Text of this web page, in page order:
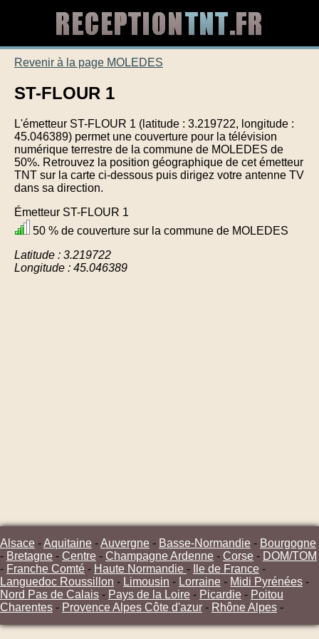
Revenir à la page MOLEDES
ST-FLOUR 1
L'émetteur ST-FLOUR 1 (latitude : 3.219722, longitude :
45.046389) permet une couverture pour la télévision
numérique terrestre de la commune de MOLEDES de
50%. Retrouvez la position géographique de cet émetteur
TNT sur la carte ci-dessous puis dirigez votre antenne TV
dans sa direction.
Émetteur ST-FLOUR 1
50 % de couverture sur la commune de MOLEDES
Latitude : 3.219722
Longitude : 45.046389
Alsace -Aquitaine -Auvergne - Basse-Normandie - Bourgogne
- Bretagne - Centre - Champagne Ardenne - Corse - DOM/TOM
- Franche Comté - Haute Normandie - Ile de France -
Languedoc Roussillon - Limousin - Lorraine - Midi Pyrénées -
Nord Pas de Calais - Pays de la Loire - Picardie - Poitou
Charentes - Provence Alpes Côte d'azur - Rhône Alpes -